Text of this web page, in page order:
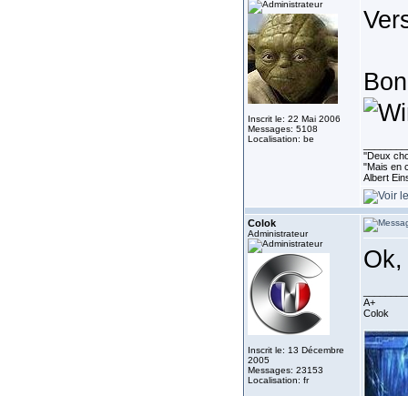
Inscrit le: 22 Mai 2006
Messages: 5108
Localisation: be
''Deux
"Mais en
Albert
Colok
Administrateur
Inscrit le: 13 Décembre
2005
Messages: 23153
Localisation: fr
A+
Colok